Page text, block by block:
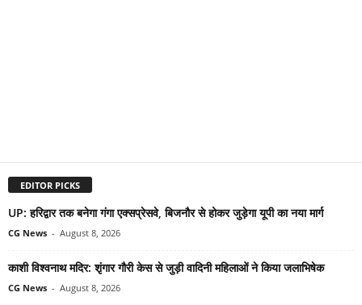
EDITOR PICKS
UP: हरिद्वार तक बनेगा गंगा एक्सप्रेसवे, बिजनौर से होकर जुड़ेगा यूपी का नया मार्ग
CG News - August 8, 2026
काशी विश्वनाथ मदिर: शृंगार गौरी केस से जुड़ी वादिनी महिलाओं ने किया जलाभिषेक
CG News - August 8, 2026